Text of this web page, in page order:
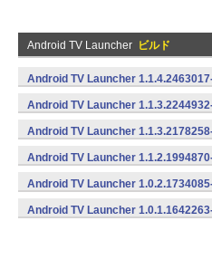
Android TV Launcher ビルド
Android TV Launcher
Android TV Launcher
Android TV Launcher
Android TV Launcher
Android TV Launcher
Android TV Launcher